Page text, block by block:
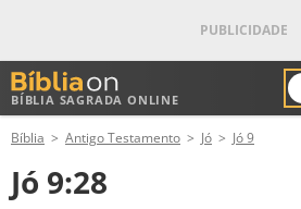
BÍBLIA SAGRADA ONLINE
ANTIGO TESTAMENTO
NOVO TESTAMENTO
Bíblia Antigo Testamento Jó Jó 9
Jó 9:28